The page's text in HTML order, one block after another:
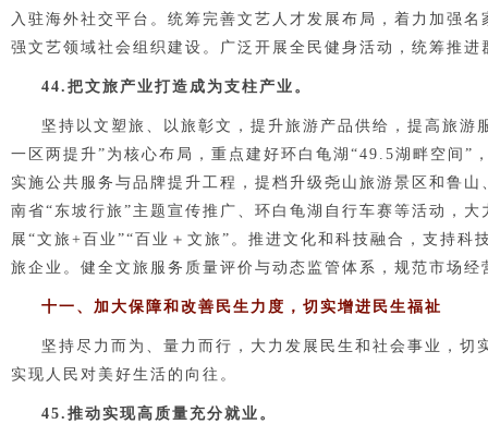
入驻海外社交平台。统筹完善文艺人才发展布 局，着力加强名
强文艺领域社会组织建设。广泛开展全民健身活动，统筹推
44.把文旅产业打造成为支柱产业。
坚持以文塑旅、以旅彰文，提升旅游产品供给，提高旅
一区两提升”为核心布局，重点建好环白龟湖“49.5湖畔空间
实施公共服务与品牌提升工程 ，提档升级尧山旅游景区和鲁
南省“ 东坡行旅 ” 主题宣传推广、环白龟湖自行车赛等活动，
展“文旅+百业”“百业＋文旅”。推进文化和科技融合，支持
旅企业。健全文旅服务质量评价与动态监管体系，规范市场经
十一、加大保障和改善民生力度，切实增进民生福祉
坚持尽力而为、量力而行，大力发展民生和社会事业，
实现人民对美好生活的向往。
45.推动实现高质量充分就业。